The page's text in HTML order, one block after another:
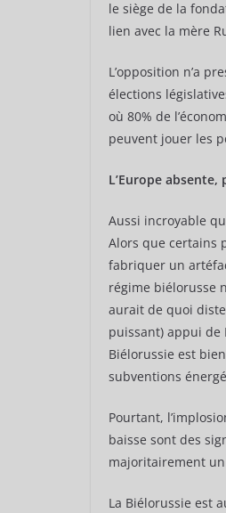
le siège de la
lien avec la mère
L’opposition n’a
élections
où 80% de
peuvent jouer les
L’Europe
Aussi incroyable
Alors que certains
fabriquer un
régime biélorusse
aurait de quoi
puissant) appui de
Biélorussie est
subventions
Pourtant,
baisse sont des
majoritairement
La Biélorussie est